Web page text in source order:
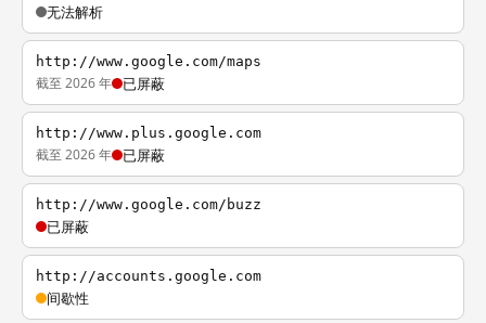
无法解析
http://www.google.com/maps
截至 2026 年 已屏蔽
http://www.plus.google.com
截至 2026 年 已屏蔽
http://www.google.com/buzz
已屏蔽
http://accounts.google.com
间歇性